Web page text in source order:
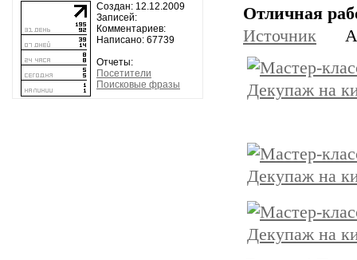
Создан: 12.12.2009
Записей:
Комментариев:
Написано: 67739
Отчеты:
Посетители
Поисковые фразы
Отличная
Источник